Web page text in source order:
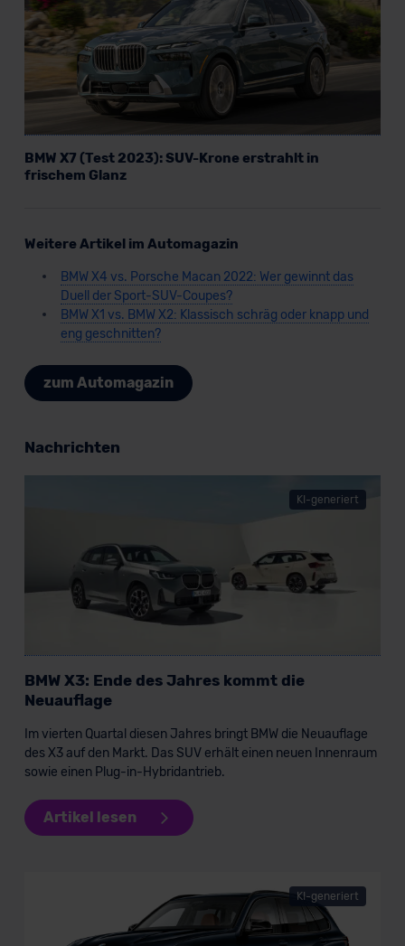
BMW X7 (Test 2023): SUV-Krone erstrahlt in
frischem Glanz
Weitere Artikel im Automagazin
BMW X4 vs. Porsche Macan 2022: Wer gewinnt das
Duell der Sport-SUV-Coupes?
BMW X1 vs. BMW X2: Klassisch schräg oder knapp und
eng geschnitten?
zum Automagazin
Nachrichten
KI-generiert
BMW X3: Ende des Jahres kommt die
Neuauflage
Im vierten Quartal diesen Jahres bringt BMW die Neuauflage
des X3 auf den Markt. Das SUV erhält einen neuen Innenraum
sowie einen Plug-in-Hybridantrieb.
Artikel lesen
KI-generiert